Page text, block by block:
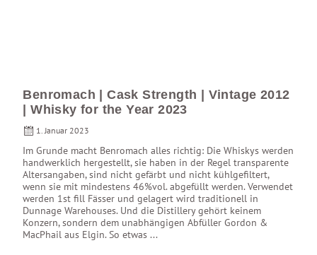
Benromach | Cask Strength | Vintage 2012
| Whisky for the Year 2023
1. Januar 2023
Im Grunde macht Benromach alles richtig: Die Whiskys werden
handwerklich hergestellt, sie haben in der Regel transparente
Altersangaben, sind nicht gefärbt und nicht kühlgefiltert,
wenn sie mit mindestens 46%vol. abgefüllt werden. Verwendet
werden 1st fill Fässer und gelagert wird traditionell in
Dunnage Warehouses. Und die Distillery gehört keinem
Konzern, sondern dem unabhängigen Abfüller Gordon &
MacPhail aus Elgin. So etwas ...